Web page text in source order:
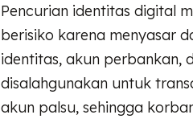
Pencurian identitas digital
berisiko karena menyasar
identitas, akun perbankan,
disalahgunakan untuk
akun palsu, sehingga